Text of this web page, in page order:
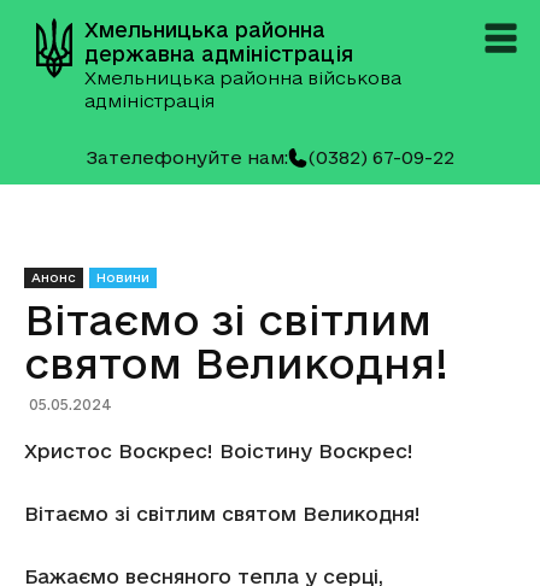
Хмельницька районна
державна адміністрація
Хмельницька районна військова
адміністрація
Зателефонуйте нам: (0382) 67-09-22
Анонс Новини
Вітаємо зі світлим
святом Великодня!
05.05.2024
Христос Воскрес! Воістину Воскрес!
Вітаємо зі світлим святом Великодня!
Бажаємо весняного тепла у серці,